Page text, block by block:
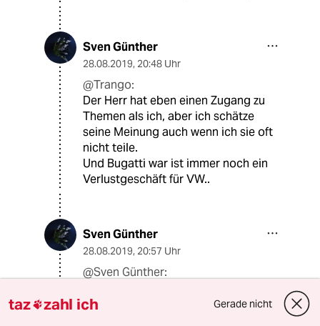
Sven Günther
28.08.2019, 20:48 Uhr
@Trango:
Der Herr hat eben einen Zugang zu
Themen als ich, aber ich schätze
seine Meinung auch wenn ich sie oft
nicht teile.
Und Bugatti war ist immer noch ein
Verlustgeschäft für VW..
Sven Günther
28.08.2019, 20:57 Uhr
@Sven Günther:
taz zahl ich Gerade nicht